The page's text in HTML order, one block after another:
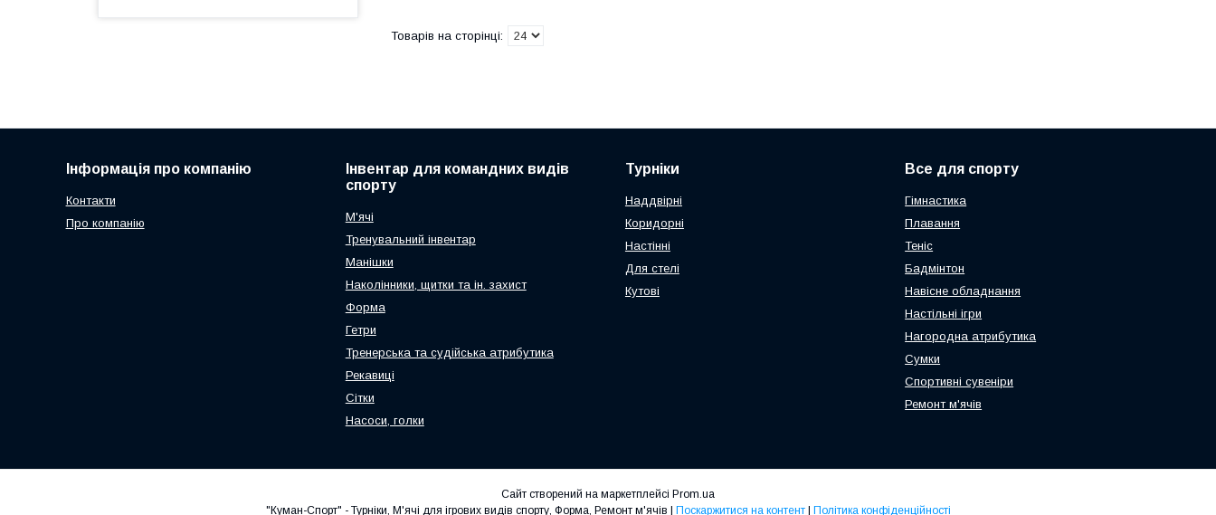
Інформація про компанію
Контакти
Про компанію
Інвентар для командних видів
спорту
М'ячі
Тренувальний інвентар
Манішки
Наколінники, щитки та ін. захист
Форма
Гетри
Тренерська та судійська атрибутика
Рекавиці
Сітки
Насоси, голки
Турніки
Наддвірні
Коридорні
Настінні
Для стелі
Кутові
Все для спорту
Гімнастика
Плавання
Теніс
Бадмінтон
Навісне обладнання
Настільні ігри
Нагородна атрибутика
Сумки
Спортивні сувеніри
Ремонт м'ячів
Сайт створений на маркетплейсі Prom.ua
Поскаржитися на контент Політика конфіденційності